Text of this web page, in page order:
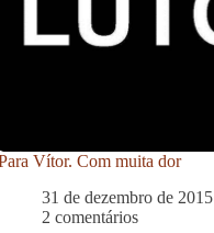
Vítor. Com muita dor
31 de dezembro de 2015
2 comentários